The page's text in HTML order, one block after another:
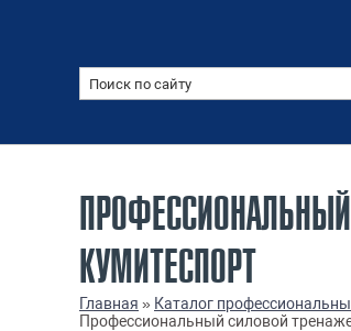
КУМИТЕСПОРТ
Главная » Каталог
Профессиональный силовой